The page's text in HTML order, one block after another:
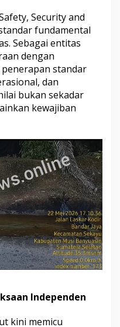
Security and
fundamental
Sebagai entitas
dengan
standar
dan
bukan sekadar
kewajiban
Independen
kini memicu